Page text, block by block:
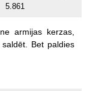
5.861
ne armijas kerzas,
saldēt. Bet paldies